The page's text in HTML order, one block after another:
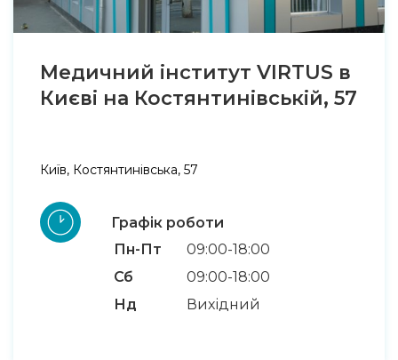
Медичний інститут VIRTUS в
Києві на Костянтинівській, 57
Київ, Костянтинівська, 57
Графік роботи
Пн-Пт
09:00-18:00
Сб
09:00-18:00
Нд
Вихідний